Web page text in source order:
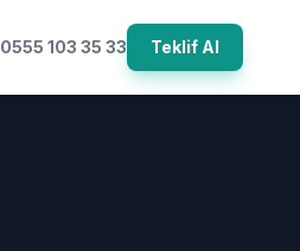
0555 103 35 33 Teklif Al